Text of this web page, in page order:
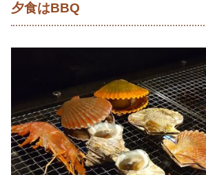
夕食はBBQ